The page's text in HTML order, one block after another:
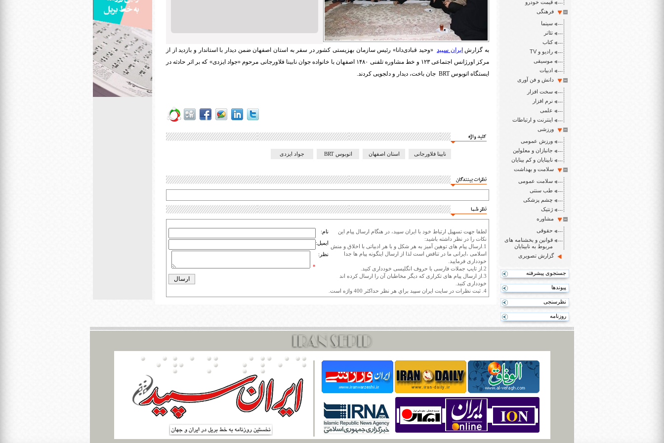
قیمت خودرو
فرهنگی
سینما
تئاتر
کتاب
رادیو و TV
موسیقی
ادبیات
دانش و فن آوری
سخت افزار
نرم افزار
علمی
اینترنت و ارتباطات
ورزشی
ورزش عمومی
جانبازان و معلولین
نابینایان و کم بینایان
سلامت و بهداشت
سلامت عمومی
طب سنتی
چشم پزشکی
ژنتیک
مشاوره
حقوقی
قوانین و بخشنامه های
مربوط به نابینایان
گزارش تصویری
جستجوی پیشرفته
پیوندها
نظرسنجی
روزنامه
به گزارش ایران سپید«وحید قبادی‌دانا» رئیس سازمان بهزیستی کشور در سفر به استان اصفهان ضمن دیدار با استاندار و بازدید از از
مرکز اورژانس اجتماعی ۱۲۳ و خط مشاوره تلفنی ۱۴۸۰ اصفهان با خانواده جوان نابینا فلاورجانی مرحوم «جواد ایزدی» که بر اثر حادثه در
ایستگاه اتوبوس BRT جان باخت، دیدار و دلجویی کردند.
کلید واژه
نابینا فلاورجانی استان اصفهان اتوبوس BRT جواد ایزدی
نظرات بینندگان
نظر شما
لطفا جهت تسهیل ارتباط خود با ایران سپید، در هنگام ارسال پیام این
نکات را در نظر داشته باشید:
1.ارسال پیام های توهین آمیز به هر شکل و با هر ادبیاتی با اخلاق و منش
اسلامی ،ایرانی ما در تناقض است لذا از ارسال اینگونه پیام ها جدا
خودداری فرمایید.
2.از تایپ جملات فارسی با حروف انگلیسی خودداری کنید.
3.از ارسال پیام های تکراری که دیگر مخاطبان آن را ارسال کرده اند
خودداری کنید.
4. ثبت نظرات در سايت ايران سپيد براي هر نظر حداکثر 400 واژه است.
نام:
ایمیل:
نظر:
*